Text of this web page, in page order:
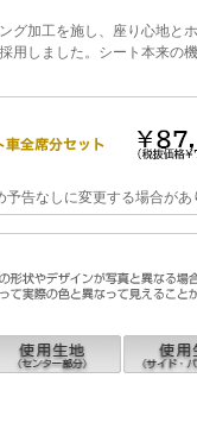
グ加工を施し、座り心地と
用しました。シート本来の
告なしに変更する場合があ